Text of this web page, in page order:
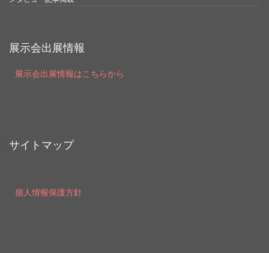
展示会出展情報
展示会出展情報はこちらから
サイトマップ
個人情報保護方針